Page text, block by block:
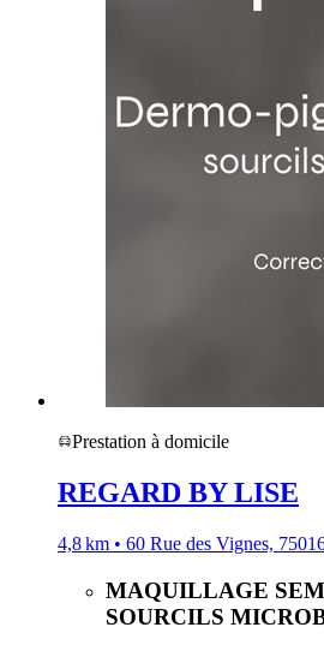
Prestation à domicile
REGARD BY LISE
4,8 km • 60 Rue des Vignes,
MAQUILLAGE
SOURCILS